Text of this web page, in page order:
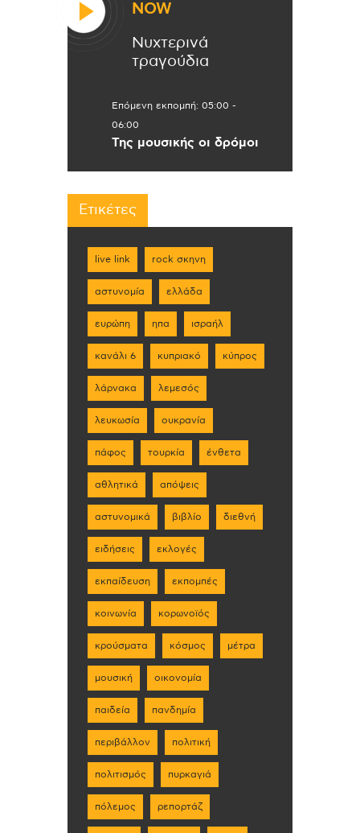
NOW
Νυχτερινά
τραγούδια
Επόμενη εκπομπή: 05:00 -
06:00
Της μουσικής οι δρόμοι
Ετικέτες
live link rock σκηνη
αστυνομία ελλάδα
ευρώπη ηπα ισραήλ
κανάλι 6 κυπριακό κύπρος
λάρνακα λεμεσός
λευκωσία ουκρανία
πάφος τουρκία ένθετα
αθλητικά απόψεις
αστυνομικά βιβλίο διεθνή
ειδήσεις εκλογές
εκπαίδευση εκπομπές
κοινωνία κορωνοϊός
κρούσματα κόσμος μέτρα
μουσική οικονομία
παιδεία πανδημία
περιβάλλον πολιτική
πολιτισμός πυρκαγιά
πόλεμος ρεπορτάζ